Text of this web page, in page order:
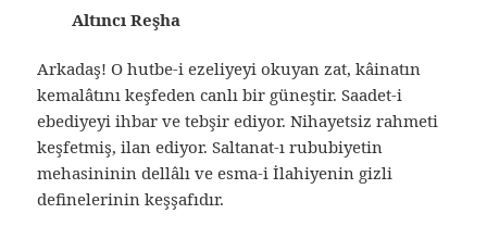
Altıncı Reşha
Arkadaş! O hutbe-i ezeliyeyi okuyan zat, kâinatın
kemalâtını keşfeden canlı bir güneştir. Saadet-i
ebediyeyi ihbar ve tebşir ediyor. Nihayetsiz rahmeti
keşfetmiş, ilan ediyor. Saltanat-ı rububiyetin
mehasininin dellâlı ve esma-i İlahiyenin gizli
definelerinin keşşafıdır.